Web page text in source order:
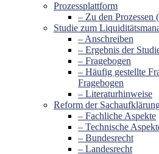
Prozessplattform
– Zu den
Studie zum
– Anschreiben
– Ergebnis der
– Fragebogen
– Häufig gestellte
Fragebogen
– Literaturhinweise
Reform der
– Fachliche Aspekte
– Technische
– Bundesrecht
– Landesrecht